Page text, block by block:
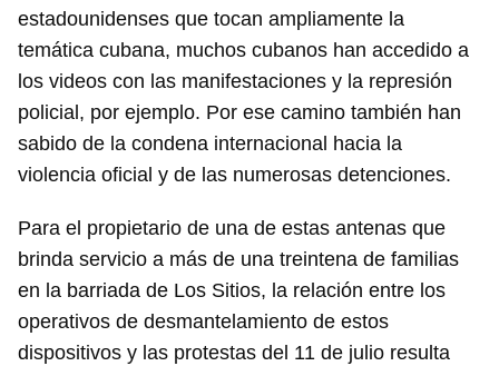
estadounidenses que tocan ampliamente la
temática cubana, muchos cubanos han accedido a
los videos con las manifestaciones y la represión
policial, por ejemplo. Por ese camino también han
sabido de la condena internacional hacia la
violencia oficial y de las numerosas detenciones.
Para el propietario de una de estas antenas que
brinda servicio a más de una treintena de familias
en la barriada de Los Sitios, la relación entre los
operativos de desmantelamiento de estos
dispositivos y las protestas del 11 de julio resulta